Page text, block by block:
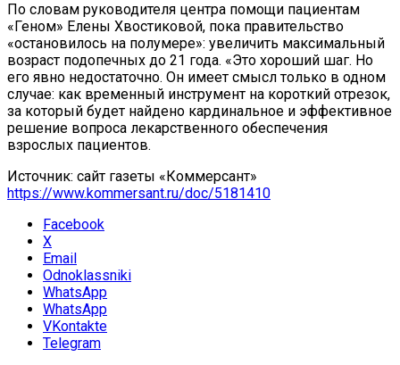
По словам руководителя центра помощи пациентам
«Геном» Елены Хвостиковой, пока правительство
«остановилось на полумере»: увеличить максимальный
возраст подопечных до 21 года. «Это хороший шаг. Но
его явно недостаточно. Он имеет смысл только в одном
случае: как временный инструмент на короткий отрезок,
за который будет найдено кардинальное и эффективное
решение вопроса лекарственного обеспечения
взрослых пациентов.
Источник: сайт газеты «Коммерсант»
https://www.kommersant.ru/doc/5181410
Facebook
X
Email
Odnoklassniki
WhatsApp
WhatsApp
VKontakte
Telegram